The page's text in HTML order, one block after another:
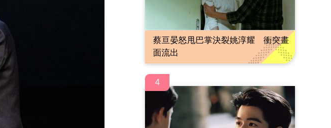
蔡亘晏怒甩巴掌決裂姚淳耀 衝突畫
面流出
4